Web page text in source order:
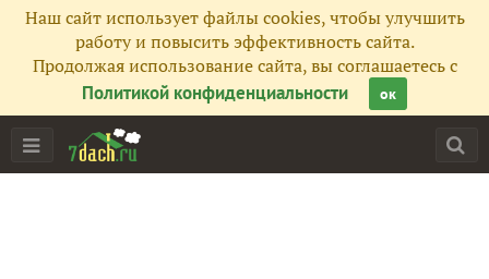
Наш сайт использует файлы cookies, чтобы улучшить
работу и повысить эффективность сайта.
Продолжая использование сайта, вы соглашаетесь с
Политикой конфиденциальности
ок